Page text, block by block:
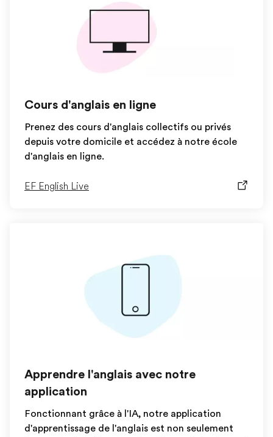
Cours d'anglais en ligne
Prenez des cours d'anglais collectifs ou privés
depuis votre domicile et accédez à notre école
d'anglais en ligne.
EF English Live
Apprendre l'anglais avec notre
application
Fonctionnant grâce à l'IA, notre application
d'apprentissage de l'anglais est non seulement